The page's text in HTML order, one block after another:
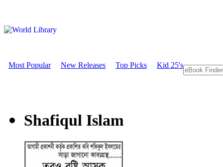
Most Popular New Releases Top Picks Kid 25's
Shafiqul Islam